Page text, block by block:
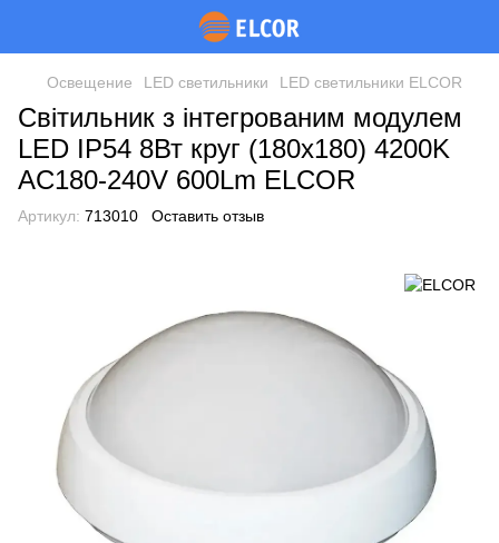
Освещение LED светильники LED светильники ELCOR
Світильник з інтегрованим модулем
LED IP54 8Вт круг (180x180) 4200K
AC180-240V 600Lm ELCOR
Артикул: 713010 Оставить отзыв